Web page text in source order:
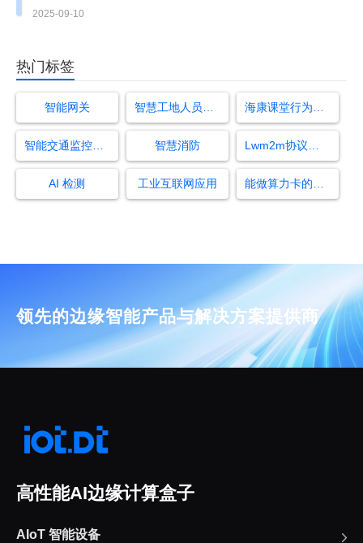
一体
2025-09-10
热门标签
智能网关 智慧工地人员跌倒检测 海康课堂行为分析系统
智能交通监控系统 智慧消防 Lwm2m协议概述
AI 检测 工业互联网应用 能做算力卡的公司
领先的边缘智能产品与解决方案提供商
高性能AI边缘计算盒子
AIoT 智能设备